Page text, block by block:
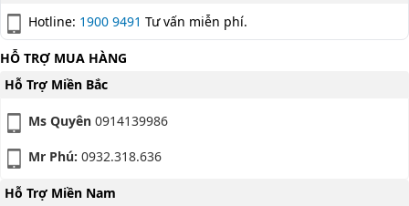
Hotline: 1900 9491 Tư vấn miễn phí.
HỖ TRỢ MUA HÀNG
Hỗ Trợ Miền Bắc
Ms Quyên 0914139986
Mr Phú: 0932.318.636
Hỗ Trợ Miền Nam